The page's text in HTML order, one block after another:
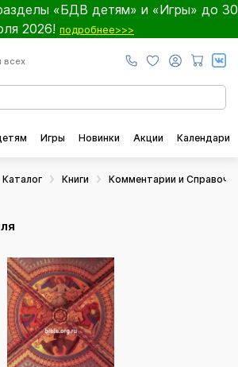
«БДВ детям» и «Игры» до 30
2026! подробнее>>>
всех
Игры Новинки Акции Календари
Каталог Книги Комментарии и